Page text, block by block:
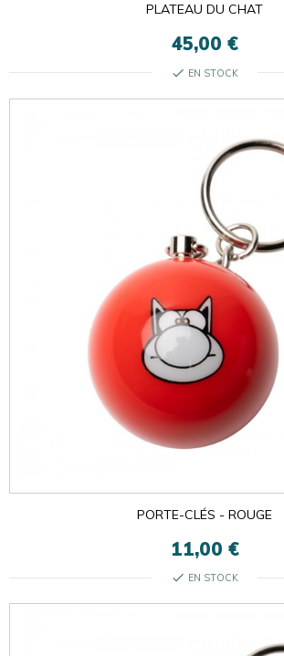
PLATEAU DU CHAT
45,00 €
check EN STOCK
PORTE-CLÉS - ROUGE
11,00 €
check EN STOCK